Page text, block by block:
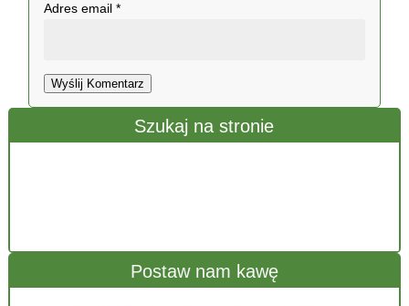
Szukaj na stronie
Postaw nam kawę
Adres email*
Wyślij Komentarz